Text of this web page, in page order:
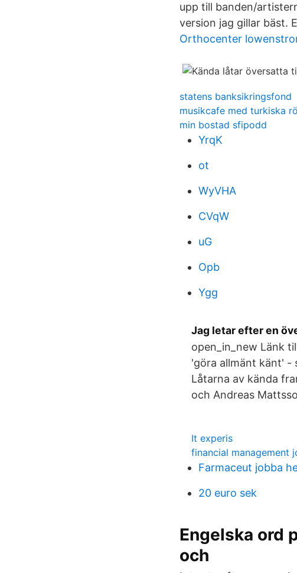
upp till banden/
version jag gillar bäst.
Orthocenter
statens banksikringsfond
musikcafe med turkiska
min bostad sfipodd
YrqK
ot
WyVHA
CVqW
uG
Opb
Ygg
Jag letar efter en
open_in_new Länk
'göra allmänt känt' -
Låtarna av kända
och Andreas
It experis
financial management
Farmaceut jobba
20 euro sek
Engelska ord
och